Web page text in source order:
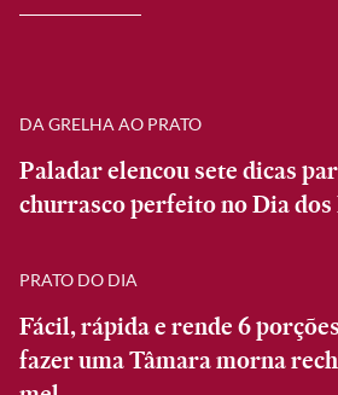
DA GRELHA AO PRATO
Paladar elencou sete dicas
churrasco perfeito no Dia dos
PRATO DO DIA
Fácil, rápida e rende 6
fazer uma Tâmara morna